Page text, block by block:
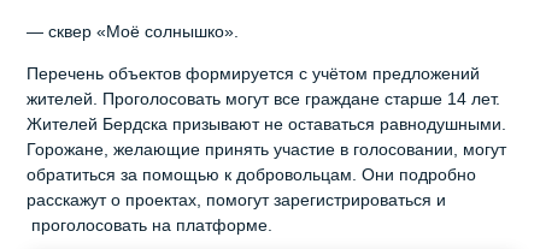
— сквер «Моё солнышко».
Перечень объектов формируется с учётом предложений
жителей. Проголосовать могут все граждане старше 14 лет.
Жителей Бердска призывают не оставаться равнодушными.
Горожане, желающие принять участие в голосовании, могут
обратиться за помощью к добровольцам. Они подробно
расскажут о проектах, помогут зарегистрироваться и
проголосовать на платформе.